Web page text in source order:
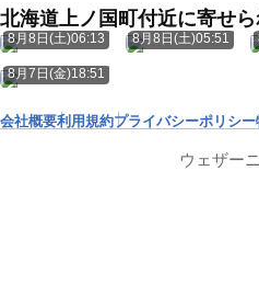
北海道上ノ国町付近に寄せ
8月8日(土)06:13 8月8日(土)05:51
8月7日(金)18:51
会社概要利用規約プライバシーポリシー
ウェザー